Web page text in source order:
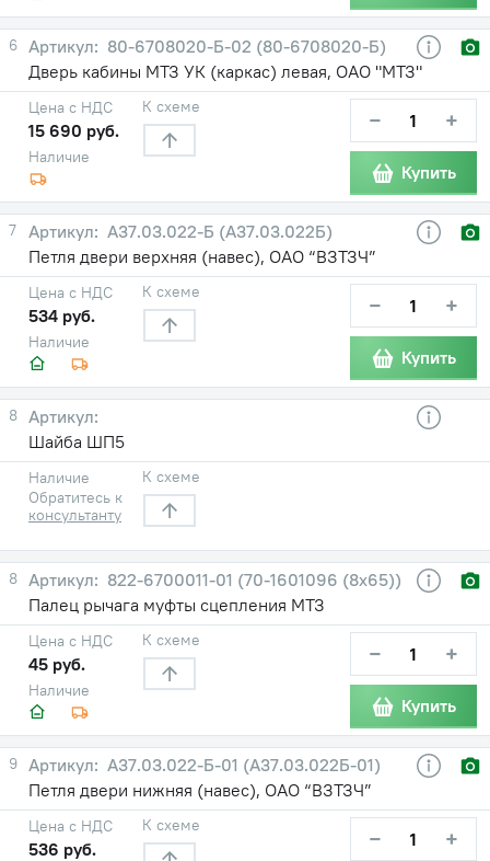
6
80-6708020-Б-02 (80-6708020-Б)
Дверь кабины МТЗ УК (каркас) левая, ОАО "МТЗ"
Наличие
Цена с НДС
15 690 руб.
К схеме − +
Купить
7
А37.03.022-Б (А37.03.022Б)
Петля двери верхняя (навес), ОАО “ВЗТЗЧ”
Наличие
Цена с НДС
534 руб.
К схеме − +
Купить
8
Шайба ШП5
Наличие
Обратитесь к
консультанту
К схеме
8
822-6700011-01 (70-1601096 (8х65))
Палец рычага муфты сцепления МТЗ
Наличие
Цена с НДС
45 руб.
К схеме − +
Купить
9
А37.03.022-Б-01 (А37.03.022Б-01)
Петля двери нижняя (навес), ОАО “ВЗТЗЧ”
Цена с НДС
536 руб.
К схеме − +